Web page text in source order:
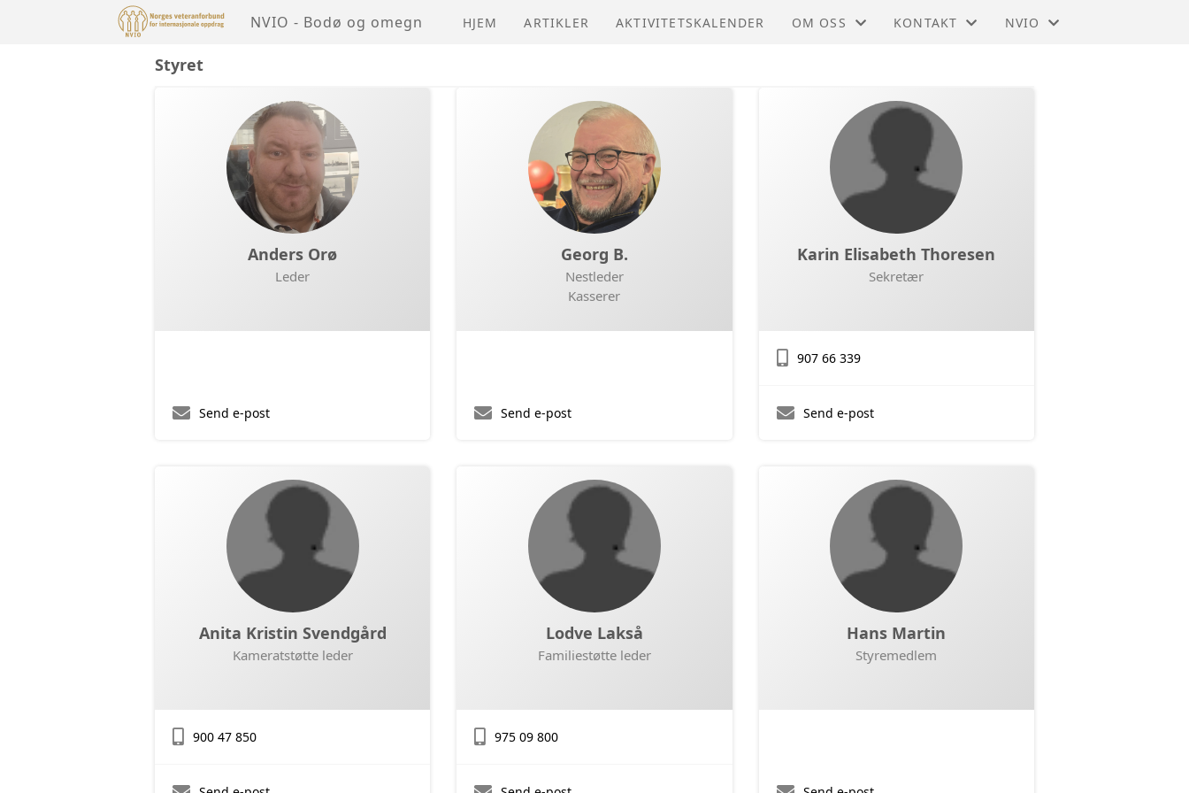
NVIO - Bodø og omegn HJEM ARTIKLER AKTIVITETSKALENDER OM OSS KONTAKT
STYRET
NVIO
Styret
Anders Orø
Leder
Send e-post
Georg B.
Nestleder
Kasserer
Send e-post
Karin Elisabeth Thoresen
Sekretær
907 66 339
Send e-post
Anita Kristin Svendgård
Kameratstøtte leder
900 47 850
Lodve Lakså
Familiestøtte leder
975 09 800
Hans Martin
Styremedlem